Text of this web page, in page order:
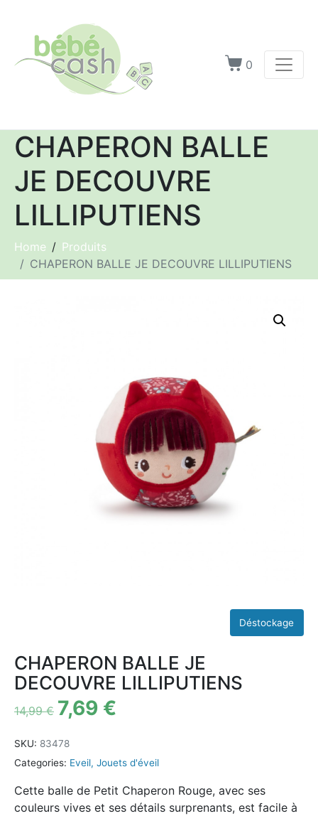
0
CHAPERON BALLE
JE DECOUVRE
LILLIPUTIENS
Home
Produits
CHAPERON BALLE JE DECOUVRE LILLIPUTIENS
CHAPERON BALLE JE
DECOUVRE LILLIPUTIENS
14,99€ 7,69 €
SKU: 83478
Categories: Eveil, Jouets d'éveil
Cette balle de Petit Chaperon Rouge, avec ses
couleurs vives et ses détails surprenants, est facile à